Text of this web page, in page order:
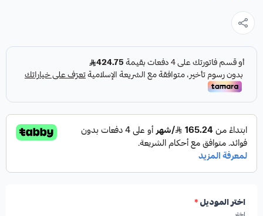
الجودة، مصممة خصيصاً لتعزيز أداء منظومة الفرامل في سيارتك.
المواصفات والمميزات:
✓تصميم رياضي مخرم ومخطط لتهوية فائقة.
✓
صناعة أمريكية عالية الجودة من إصدار HIGHROAD
اختر الموديل*